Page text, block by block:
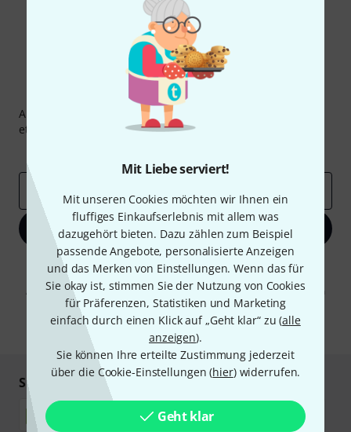
Mit Liebe serviert!
Mit unseren Cookies möchten wir Ihnen ein
fluffiges Einkaufserlebnis mit allem was
dazugehört bieten. Dazu zählen zum Beispiel
passende Angebote, personalisierte Anzeigen
und das Merken von Einstellungen. Wenn das für
Sie okay ist, stimmen Sie der Nutzung von Cookies
für Präferenzen, Statistiken und Marketing
einfach durch einen Klick auf „Geht klar“ zu (alle
anzeigen).
Sie können Ihre erteilte Zustimmung jederzeit
über die Cookie-Einstellungen (hier) widerrufen.
Geht klar
Thomann Newsletter
Abonniere den Thomann Newsletter und gewinne mit
etwas Glück einen von50 Gutscheinen
E-Mail-Adresse
Jetzt anmelden
Mit Klick auf „Jetzt anmelden“ stimmen Sie dem Erhalt von E-Mail-
Werbung und einer Messung des E-Mail-Nutzungsverhaltens zu. Die
Abmeldung ist jederzeit möglich. Weitere Informationen finden Sie in
unserenDatenschutzhinweisen.
* Pflichtfeld
Sicher einkaufen & bezahlen